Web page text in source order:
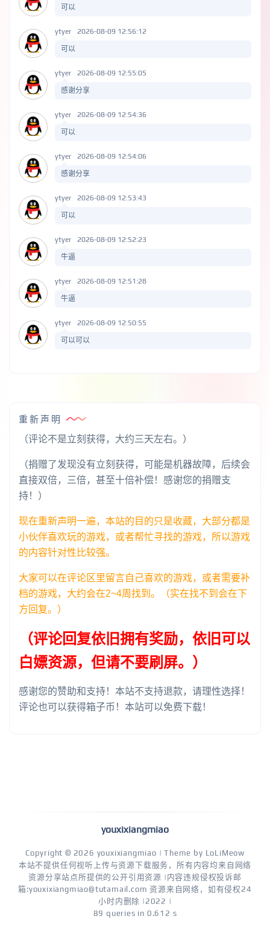
可以
ytyer 2026-08-09 12:56:12
可以
ytyer 2026-08-09 12:55:05
感谢分享
ytyer 2026-08-09 12:54:36
可以
ytyer 2026-08-09 12:54:06
感谢分享
ytyer 2026-08-09 12:53:43
可以
ytyer 2026-08-09 12:52:23
牛逼
ytyer 2026-08-09 12:51:28
牛逼
ytyer 2026-08-09 12:50:55
可以可以
重新声明
（评论不是立刻获得，大约三天左右。）
（捐赠了发现没有立刻获得，可能是机器故障，后续会
直接双倍，三倍，甚至十倍补偿！感谢您的捐赠支
持！）
现在重新声明一遍，本站的目的只是收藏，大部分都是
小伙伴喜欢玩的游戏，或者帮忙寻找的游戏，所以游戏
的内容针对性比较强。
大家可以在评论区里留言自己喜欢的游戏，或者需要补
档的游戏，大约会在2~4周找到。（实在找不到会在下
方回复。）
（评论回复依旧拥有奖励，依旧可以
白嫖资源，但请不要刷屏。）
感谢您的赞助和支持！本站不支持退款，请理性选择！
评论也可以获得箱子币！本站可以免费下载！
youxixiangmiao
Copyright © 2026 youxixiangmiao | Theme by LoLiMeow
本站不提供任何视听上传与资源下载服务，所有内容均来自网络
资源分享站点所提供的公开引用资源 |内容违规侵权投诉邮
箱:youxixiangmiao@tutamail.com 资源来自网络，如有侵权24
小时内删除 |2022 |
89 queries in 0.612 s